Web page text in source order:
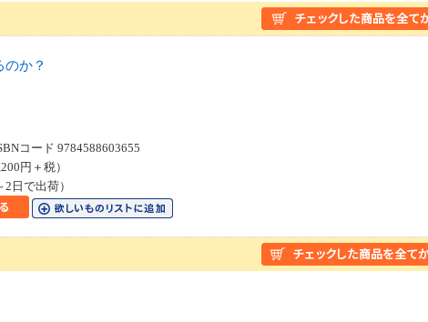
か？
コード 9784588603655
円＋税）
日で出荷）